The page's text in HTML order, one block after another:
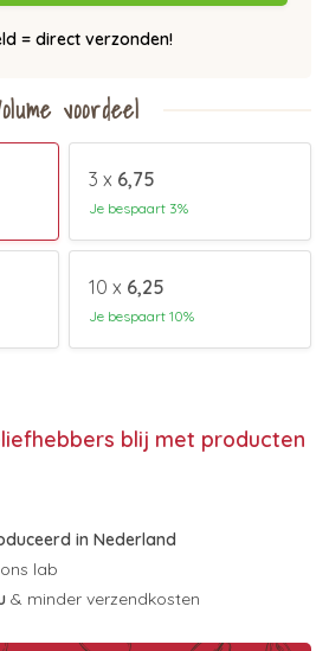
= direct verzonden!
voordeel
3 x 6,75
Je bespaart 3%
10 x 6,25
Je bespaart 10%
blij met producten
in Nederland
lab
& minder verzendkosten